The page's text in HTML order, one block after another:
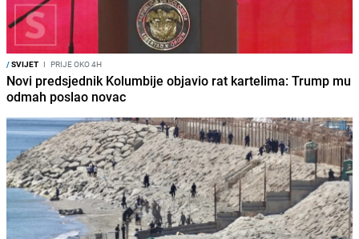
/SVIJET I PRIJE OKO 4H
Novi predsjednik Kolumbije objavio rat kartelima: Trump mu
odmah poslao novac